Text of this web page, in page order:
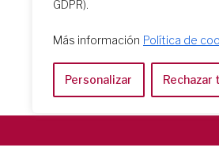
GDPR).
Más información Política de
Personalizar Rechazar